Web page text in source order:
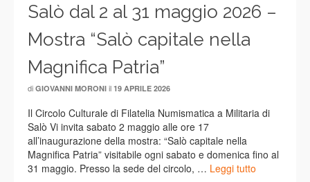
Salò dal 2 al 31 maggio 2026 –
Mostra “Salò capitale nella
Magnifica Patria”
di GIOVANNI MORONI il 19 APRILE 2026
Il Circolo Culturale di Filatelia Numismatica a Militaria di
Salò Vi invita sabato 2 maggio alle ore 17
all’inaugurazione della mostra: “Salò capitale nella
Magnifica Patria” visitabile ogni sabato e domenica fino al
31 maggio. Presso la sede del circolo, … Leggi tutto